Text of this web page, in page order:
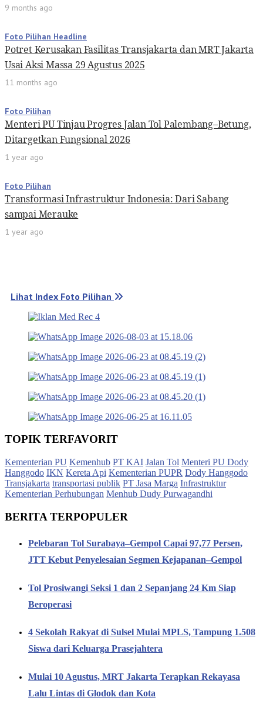
9 months ago
Foto Pilihan Headline
Potret Kerusakan Fasilitas Transjakarta dan MRT Jakarta
Usai Aksi Massa 29 Agustus 2025
11 months ago
Foto Pilihan
Menteri PU Tinjau Progres Jalan Tol Palembang–Betung,
Ditargetkan Fungsional 2026
1 year ago
Foto Pilihan
Transformasi Infrastruktur Indonesia: Dari Sabang
sampai Merauke
1 year ago
Lihat Index Foto Pilihan
TOPIK TERFAVORIT
Kementerian PU Kemenhub PT KAI Jalan Tol Menteri PU Dody
Hanggodo IKN Kereta Api Kementerian PUPR Dody Hanggodo
Transjakarta transportasi publik PT Jasa Marga Infrastruktur
Kementerian Perhubungan Menhub Dudy Purwagandhi
BERITA TERPOPULER
Pelebaran Tol Surabaya–Gempol Capai 97,77 Persen,
JTT Kebut Penyelesaian Segmen Kejapanan–Gempol
Tol Prosiwangi Seksi 1 dan 2 Sepanjang 24 Km Siap
Beroperasi
4 Sekolah Rakyat di Sulsel Mulai MPLS, Tampung 1.508
Siswa dari Keluarga Prasejahtera
Mulai 10 Agustus, MRT Jakarta Terapkan Rekayasa
Lalu Lintas di Glodok dan Kota